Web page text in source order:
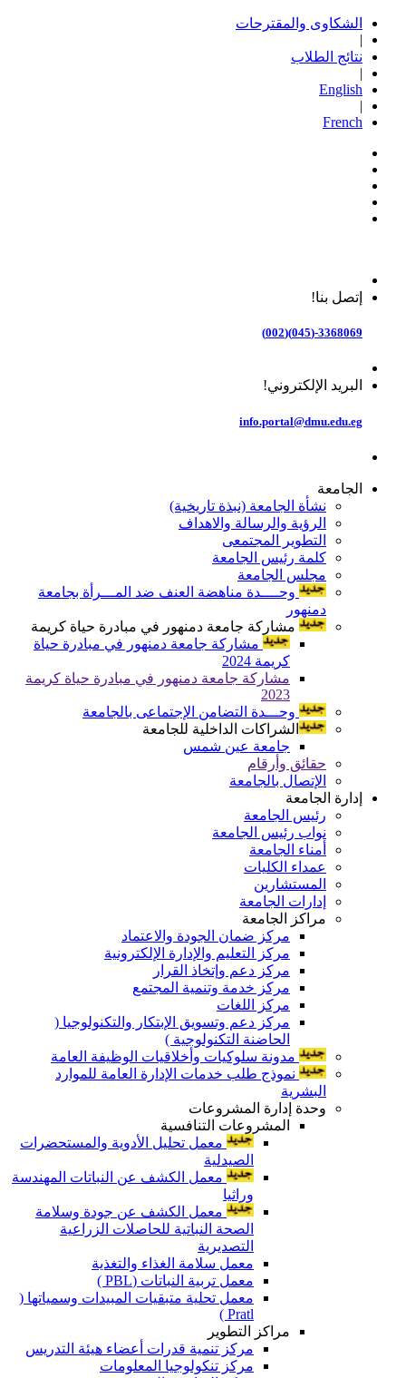
الشكاوى والمقترحات
|
نتائج الطلاب
|
English
|
French
إتصل بنا!
3368069-(045)(002)
البريد الإلكتروني!
info.portal@dmu.edu.eg
الجامعة
نشأة الجامعة (نبذة تاريخية)
الرؤية والرسالة والاهداف
التطوير المجتمعى
كلمة رئيس الجامعة
مجلس الجامعة
وحــــدة مناهضة العنف ضد المـــرأة بجامعة
دمنهور
مشاركة جامعة دمنهور في مبادرة حياة كريمة
مشاركة جامعة دمنهور في مبادرة حياة
كريمة 2024
مشاركة جامعة دمنهور في مبادرة حياة كريمة
2023
وحـــدة التضامن الإجتماعى بالجامعة
الشراكات الداخلية للجامعة
جامعة عين شمس
حقائق وأرقام
الإتصال بالجامعة
إدارة الجامعة
رئيس الجامعة
نواب رئيس الجامعة
أمناء الجامعة
عمداء الكليات
المستشارين
إدارات الجامعة
مراكز الجامعة
مركز ضمان الجودة والاعتماد
مركز التعليم والإدارة الإلكترونية
مركز دعم وإتخاذ القرار
مركز خدمة وتنمية المجتمع
مركز اللغات
مركز دعم وتسويق الإبتكار والتكنولوجيا (
الحاضنة التكنولوجية )
مدونة سلوكيات وأخلاقيات الوظيفة العامة
نموذج طلب خدمات الإدارة العامة للموارد
البشرية
وحدة إدارة المشروعات
المشروعات التنافسية
معمل تحليل الأدوية والمستحضرات
الصيدلية
معمل الكشف عن النباتات المهندسة
وراثيا
معمل الكشف عن جودة وسلامة
الصحة النباتية للحاصلات الزراعية
التصديرية
معمل سلامة الغذاء والتغذية
معمل تربية النباتات (PBL )
معمل تحلية متبقيات المبيدات وسمياتها (
Pratl )
مراكز التطوير
مركز تنمية قدرات أعضاء هيئة التدريس
مركز تنكولوجيا المعلومات